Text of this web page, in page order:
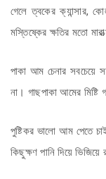
গেলে ত্বকের ক্যান্সার,
মস্তিষ্কের ক্ষতির মতো
পাকা আম চেনার সবচেয়ে
না। গাছপাকা আমের মিষ্টি
পুষ্টিকর ভালো আম পেতে
কিছুক্ষণ পানি দিয়ে ভিজিয়ে